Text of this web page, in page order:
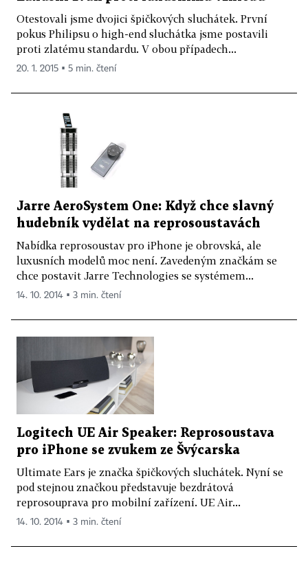
Otestovali jsme dvojici špičkových sluchátek. První
pokus Philipsu o high-end sluchátka jsme postavili
proti zlatému standardu. V obou případech...
20. 1. 2015 ▪ 5 min. čtení
Jarre AeroSystem One: Když chce slavný
hudebník vydělat na reprosoustavách
Nabídka reprosoustav pro iPhone je obrovská, ale
luxusních modelů moc není. Zavedeným značkám se
chce postavit Jarre Technologies se systémem...
14. 10. 2014 ▪ 3 min. čtení
Logitech UE Air Speaker: Reprosoustava
pro iPhone se zvukem ze Švýcarska
Ultimate Ears je značka špičkových sluchátek. Nyní se
pod stejnou značkou představuje bezdrátová
reprosouprava pro mobilní zařízení. UE Air...
14. 10. 2014 ▪ 3 min. čtení